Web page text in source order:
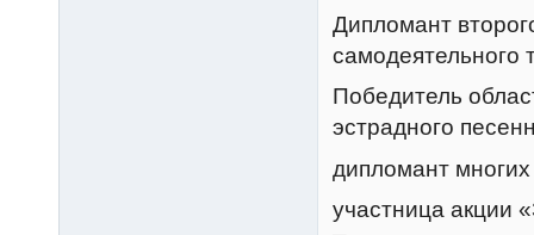
Дипломант
самодеятельного
Победитель
эстрадного
дипломант
участница акции